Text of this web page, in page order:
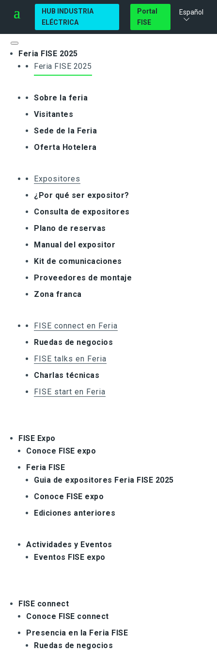
HUB INDUSTRIA
ELÉCTRICA
Portal
FISE
Español
Feria FISE 2025
Feria FISE 2025
Sobre la feria
Visitantes
Sede de la Feria
Oferta Hotelera
Expositores
¿Por qué ser expositor?
Consulta de expositores
Plano de reservas
Manual del expositor
Kit de comunicaciones
Proveedores de montaje
Zona franca
FISE connect en Feria
Ruedas de negocios
FISE talks en Feria
Charlas técnicas
FISE start en Feria
FISE Expo
Conoce FISE expo
Feria FISE
Guia de expositores Feria FISE 2025
Conoce FISE expo
Ediciones anteriores
Actividades y Eventos
Eventos FISE expo
FISE connect
Conoce FISE connect
Presencia en la Feria FISE
Ruedas de negocios